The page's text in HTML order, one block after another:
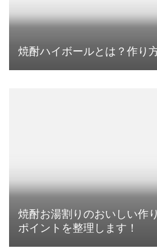
焼酎ハイボールとは？作り
焼酎お湯割りのおいしい作
ポイントを整理します！